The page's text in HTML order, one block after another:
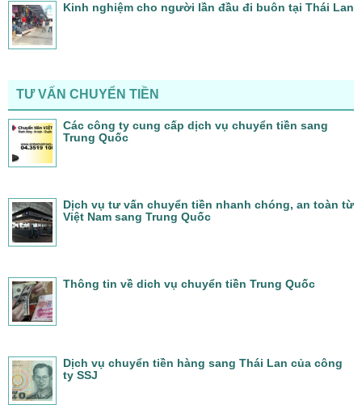
Kinh nghiệm cho người lần đầu đi buôn tại Thái Lan
TƯ VẤN CHUYỂN TIỀN
Các công ty cung cấp dịch vụ chuyển tiền sang
Trung Quốc
Dịch vụ tư vấn chuyển tiền nhanh chóng, an toàn từ
Việt Nam sang Trung Quốc
Thông tin về dich vụ chuyển tiền Trung Quốc
Dịch vụ chuyển tiền hàng sang Thái Lan của công
ty SSJ